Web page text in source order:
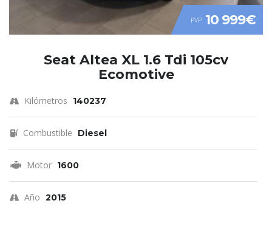
PVP 10 999€
Seat Altea XL 1.6 Tdi 105cv
Ecomotive
Kilómetros 140237
Combustible Diesel
Motor 1600
Año 2015